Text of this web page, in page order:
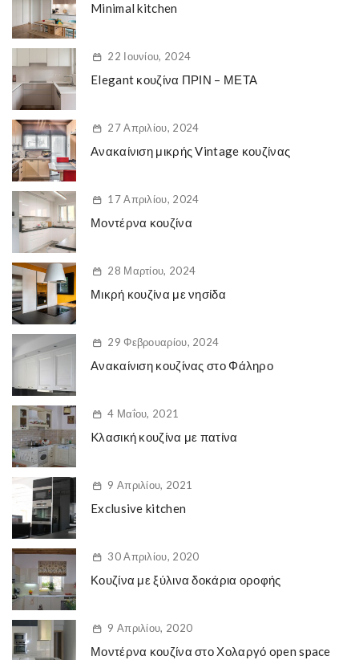
Minimal kitchen
22 Ιουνίου, 2024
Elegant κουζίνα ΠΡΙΝ – ΜΕΤΑ
27 Απριλίου, 2024
Ανακαίνιση μικρής Vintage κουζίνας
17 Απριλίου, 2024
Μοντέρνα κουζίνα
28 Μαρτίου, 2024
Μικρή κουζίνα με νησίδα
29 Φεβρουαρίου, 2024
Ανακαίνιση κουζίνας στο Φάληρο
4 Μαΐου, 2021
Kλασική κουζίνα με πατίνα
9 Απριλίου, 2021
Exclusive kitchen
30 Απριλίου, 2020
Κουζίνα με ξύλινα δοκάρια οροφής
9 Απριλίου, 2020
Μοντέρνα κουζίνα στο Χολαργό open space